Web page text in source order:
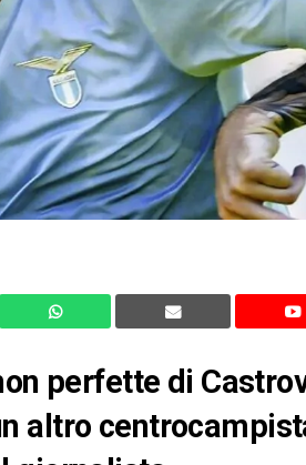
perfette di
altro